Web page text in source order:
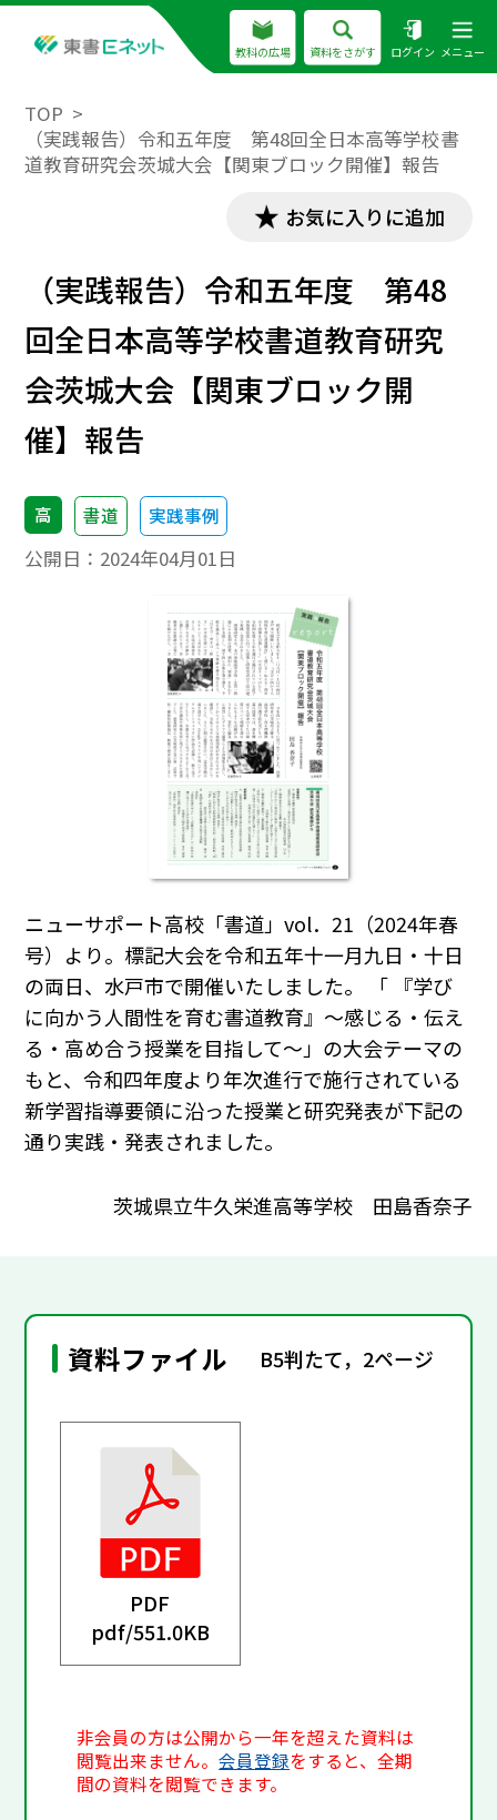
教科の広場 資料をさがす ログイン メニュー
TOP
（実践報告）令和五年度 第48回全日本高等学校書
道教育研究会茨城大会【関東ブロック開催】報告
お気に入りに追加
（実践報告）令和五年度 第48
回全日本高等学校書道教育研究
会茨城大会【関東ブロック開
催】報告
高 書道 実践事例
公開日： 2024年04月01日
ニューサポート高校「書道」vol．21（2024年春
号）より。標記大会を令和五年十一月九日・十日
の両日、水戸市で開催いたしました。 「 『学び
に向かう人間性を育む書道教育』〜感じる・伝え
る・高め合う授業を目指して〜」の大会テーマの
もと、令和四年度より年次進行で施行されている
新学習指導要領に沿った授業と研究発表が下記の
通り実践・発表されました。
茨城県立牛久栄進高等学校 田島香奈子
資料ファイル B5判たて，2ページ
PDF
pdf/551.0KB
非会員の方は公開から一年を超えた資料は
閲覧出来ません。会員登録をすると、全期
間の資料を閲覧できます。